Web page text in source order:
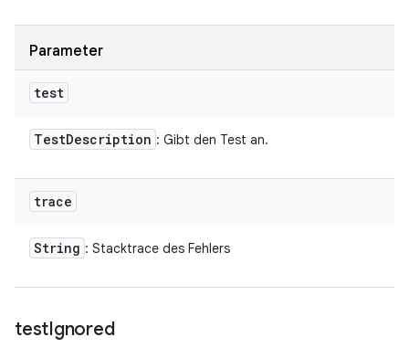
Parameter
test
TestDescription : Gibt den Test an.
trace
String : Stacktrace des Fehlers
testIgnored